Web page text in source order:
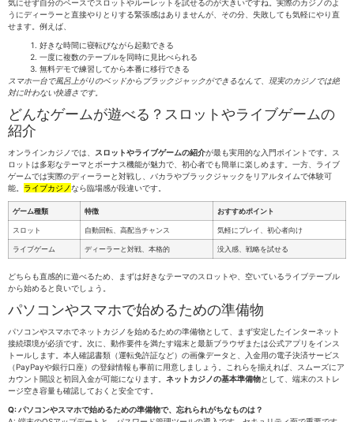
気にせず自分のペースでスロットやルーレットを試せるのが大きいですね。実際のカジノのよ
うにディーラーと直接やりとりする緊張感はありませんが、その分、失敗しても気軽にやり直
せます。例えば、
好きな時間に寝転びながら起動できる
一度に複数のテーブルを同時に見比べられる
無料デモで練習してから本番に移行できる
スマホ一台で風呂上がりのベッドからブラックジャックができるなんて、現実のカジノでは絶
対に叶わない快適さです。
どんなゲームが遊べる？スロットやライブゲームの
紹介
オンラインカジノでは、 スロットやライブゲームの紹介が最も実用的な入門ポイントです。ス
ロットは多彩なテーマとボーナス機能が魅力で、初心者でも簡単に楽しめます。一方、ライブ
ゲームでは実際のディーラーと対戦し、バカラやブラックジャックをリアルタイムで体験可
能。 ライブカジノなら臨場感が段違いです。
ゲーム種類 特徴 おすすめポイント
スロット 自動回転、高配当チャンス 気軽にプレイ、初心者向け
ライブゲーム ディーラーと対戦、本格的 没入感、戦略を試せる
どちらも直感的に遊べるため、まずは好きなテーマのスロットや、空いているライブテーブル
から始めると良いでしょう。
パソコンやスマホで始めるための準備物
パソコンやスマホでネットカジノを始めるための準備物として、まず安定したインターネット
接続環境が必須です。次に、動作要件を満たす端末と最新ブラウザまたは公式アプリをインス
トールします。本人確認書類（運転免許証など）の画像データと、入金用の電子決済サービス
（PayPayや銀行口座）の登録情報も事前に用意しましょう。これらを揃えれば、スムーズにア
カウント開設と初回入金が可能になります。 ネットカジノの基本準備物として、端末のストレ
ージ空き容量も確認しておくと安全です。
Q: パソコンやスマホで始めるための準備物で、忘れられがちなものは？